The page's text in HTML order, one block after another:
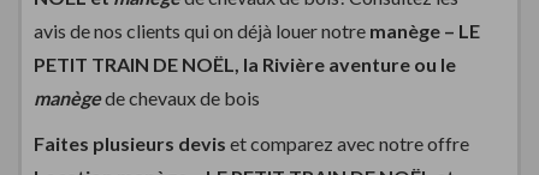
avis de nos clients qui on déjà louer notre manège – LE
PETIT TRAIN DE NOËL, la Rivière aventure ou le
manègede chevaux de bois
Faites plusieurs devis et comparez avec notre offre